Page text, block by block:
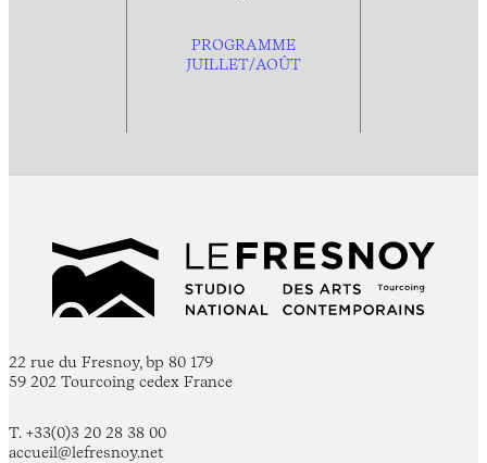
PROGRAMME
JUILLET/AOÛT
22 rue du Fresnoy, bp 80 179
59 202 Tourcoing cedex France
T. +33(0)3 20 28 38 00
accueil@lefresnoy.net